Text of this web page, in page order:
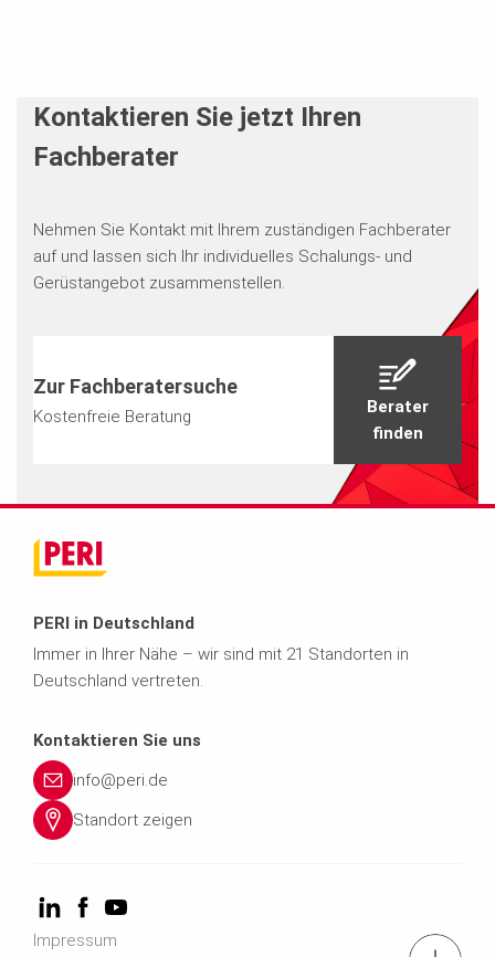
Kontaktieren Sie jetzt Ihren
Fachberater
Nehmen Sie Kontakt mit Ihrem zuständigen Fachberater
auf und lassen sich Ihr individuelles Schalungs- und
Gerüstangebot zusammenstellen.
Zur Fachberatersuche
Kostenfreie Beratung
Berater
finden
PERI in Deutschland
Immer in Ihrer Nähe – wir sind mit 21 Standorten in
Deutschland vertreten.
Kontaktieren Sie uns
info@peri.de
Standort zeigen
Impressum